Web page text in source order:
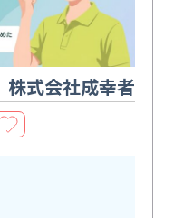
株式会社成幸者